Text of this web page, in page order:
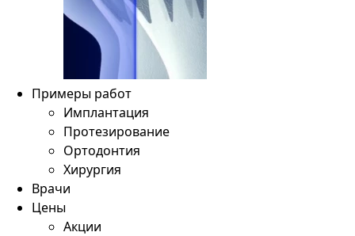
Примеры работ
Имплантация
Протезирование
Ортодонтия
Хирургия
Врачи
Цены
Акции